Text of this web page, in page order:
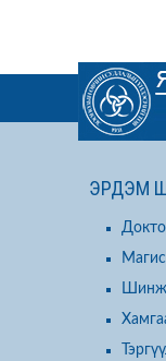
ЭРДЭМ